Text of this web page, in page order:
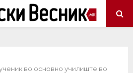
во основно училиште во